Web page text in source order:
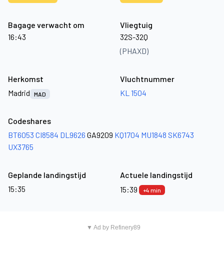
Bagage verwacht om
16:43
Vliegtuig
32S-32Q
(PHAXD)
Herkomst
Madrid
MAD
Vluchtnummer
KL 1504
Codeshares
BT6053 CI8584 DL9626 GA9209 KQ1704 MU1848 SK6743
UX3765
Geplande landingstijd
15:35
Actuele landingstijd
15:39
+4 min
▼ Ad by Refinery89